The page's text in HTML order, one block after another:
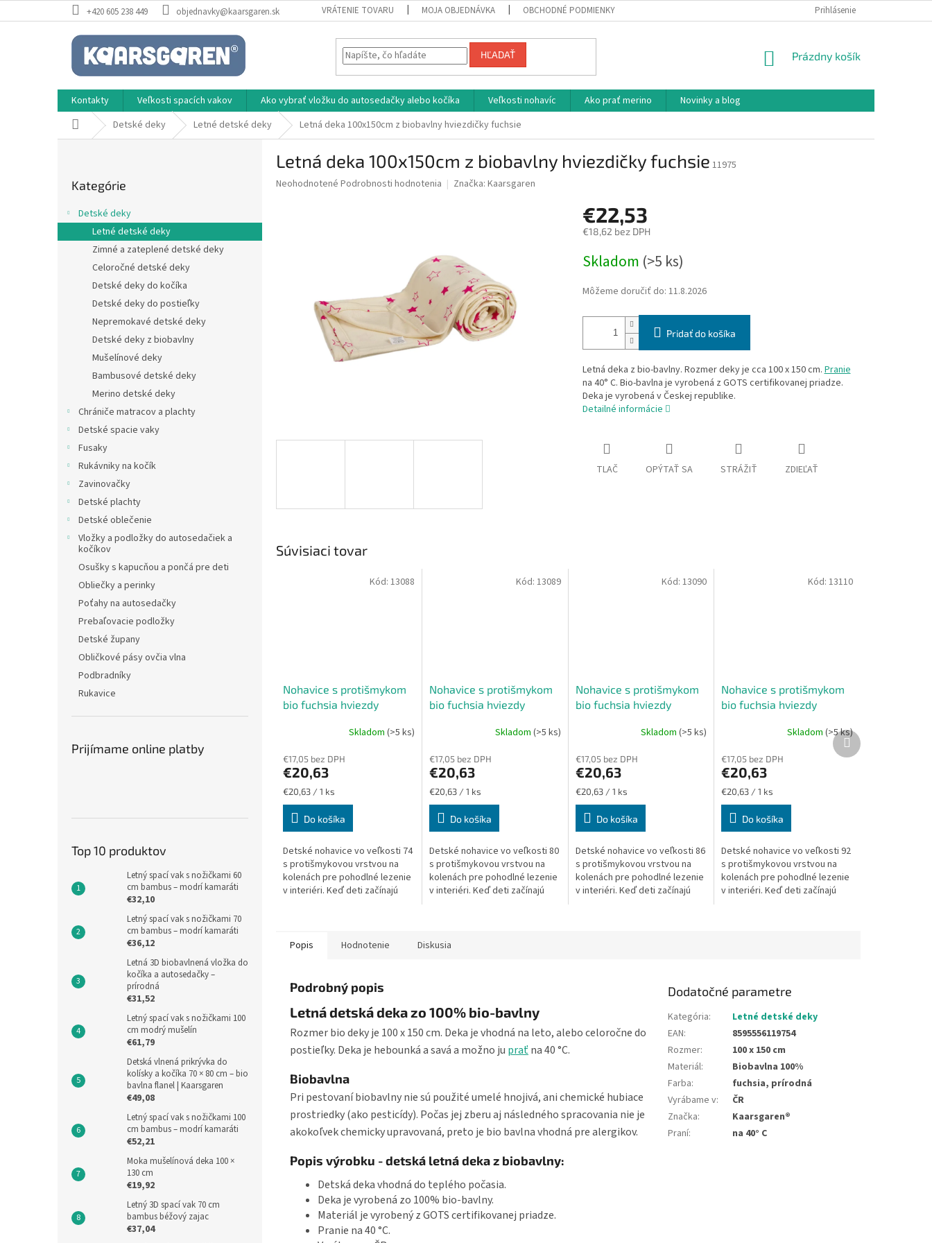
na
+420 605 238 449 objednavky@kaarsgaren.sk VRÁTENIE TOVARU MOJA OBJEDNÁVKA OBCHODNÉ PODMIENKY AKO NAKUPOVAŤ
Prihlásenie
HĽADAŤ
NÁKUPNÝ
Prázdny košík
Kontakty Veľkosti spacích vakov Ako vybrať vložku do autosedačky alebo kočíka Veľkosti nohavíc Ako prať merino
Novinky a blog
DomovDetské deky Letné detské deky Letná deka 100x150cm z biobavlny hviezdičky fuchsie
p
a
kategórie
Kategórie
Detské deky
Letné detské deky
Zimné a zateplené detské deky
Celoročné detské deky
Detské deky do kočíka
Detské deky do postieľky
Nepremokavé detské deky
Detské deky z biobavlny
Mušelínové deky
Bambusové detské deky
Merino detské deky
Chrániče matracov a plachty
Detské spacie vaky
Fusaky
Rukávniky na kočík
Zavinovačky
Detské plachty
Detské oblečenie
Vložky a podložky do autosedačiek a
kočíkov
Osušky s kapucňou a pončá pre deti
Obliečky a perinky
Poťahy na autosedačky
Prebaľovacie podložky
Detské župany
Obličkové pásy ovčia vlna
Podbradníky
Rukavice
Prijímame online platby
Top 10 produktov
Letný spací vak s nožičkami 60
cm bambus – modrí kamaráti
€32,10
Letný spací vak s nožičkami 70
cm bambus – modrí kamaráti
€36,12
Letná 3D biobavlnená vložka do
kočíka a autosedačky –
prírodná
€31,52
Letný spací vak s nožičkami 100
cm modrý mušelín
€61,79
Detská vlnená prikrývka do
kolísky a kočíka 70 × 80 cm – bio
bavlna flanel | Kaarsgaren
€49,08
Letný spací vak s nožičkami 100
cm bambus – modrí kamaráti
€52,21
Moka mušelínová deka 100 ×
130 cm
€19,92
Letný 3D spací vak 70 cm
bambus béžový zajac
€37,04
Letná deka 100x150cm z biobavlny hviezdičky fuchsie 11975
Priemerné
Neohodnotené Podrobnosti hodnotenia Značka: Kaarsgaren
€22,53
€18,62 bez DPH
cena:
Skladom (>5 ks)
Môžeme doručiť do: 11.8.2026
Pridať do košíka
Letná deka z bio-bavlny. Rozmer deky je cca 100 x 150 cm.Pranie
na 40° C. Bio-bavlna je vyrobená z GOTS certifikovanej priadze.
Deka je vyrobená v Českej republike.
Detailné informácie
TLAČ OPÝTAŤ SA STRÁŽIŤ ZDIEĽAŤ
Súvisiaci tovar
Nohavice s protišmykom
bio fuchsia hviezdy
Skladom (>5 ks)
€17,05 bez DPH
€20,63
Jednotková
cena:
€20,63 / 1 ks
Do košíka
Detské nohavice vo veľkosti 74
s protišmykovou vrstvou na
kolenách pre pohodlné lezenie
v interiéri. Keď deti začínajú
Kód: 13088
Nohavice s protišmykom
bio fuchsia hviezdy
Skladom (>5 ks)
€17,05 bez DPH
€20,63
Jednotková
cena:
€20,63 / 1 ks
Do košíka
Detské nohavice vo veľkosti 80
s protišmykovou vrstvou na
kolenách pre pohodlné lezenie
v interiéri. Keď deti začínajú
Kód: 13089
Nohavice s protišmykom
bio fuchsia hviezdy
Skladom(>5 ks)
€17,05 bez DPH
€20,63
Jednotková
cena:
€20,63 / 1 ks
Do košíka
Detské nohavice vo veľkosti 86
s protišmykovou vrstvou na
kolenách pre pohodlné lezenie
v interiéri. Keď deti začínajú
Kód:13090
Nohavice s protišmykom
bio fuchsia hviezdy
Skladom (>5 ks)
€17,05 bez DPH
€20,63
Jednotková
cena:
€20,63 / 1 ks
Do košíka
Detské nohavice vo veľkosti 92
s protišmykovou vrstvou na
kolenách pre pohodlné lezenie
v interiéri. Keď deti začínajú
Kód: 13110
Ďalší
produkt
Popis Hodnotenie Diskusia
Podrobný popis
Letná detská deka zo 100% bio-bavlny
Rozmer bio deky je 100 x 150 cm. Deka je vhodná na leto, alebo celoročne do
postieľky. Deka je hebounká a savá a možno ju praťna 40 °C.
Biobavlna
Pri pestovaní biobavlny nie sú použité umelé hnojivá, ani chemické hubiace
prostriedky (ako pesticídy). Počas jej zberu aj následného spracovania nie je
akokoľvek chemicky upravovaná, preto je bio bavlna vhodná pre alergikov.
Popis výrobku - detská letná deka z biobavlny:
Detská deka vhodná do teplého počasia.
Deka je vyrobená zo 100% bio-bavlny.
Materiál je vyrobený z GOTS certifikovanej priadze.
Pranie na 40 °C.
Dodatočné parametre
Kategória:
Letné detské deky
EAN:
8595556119754
Rozmer:
100 x 150 cm
Materiál:
Biobavlna 100%
Farba:
fuchsia, prírodná
Vyrábame v:
ČR
Značka:
Kaarsgaren®
Praní: na 40° C